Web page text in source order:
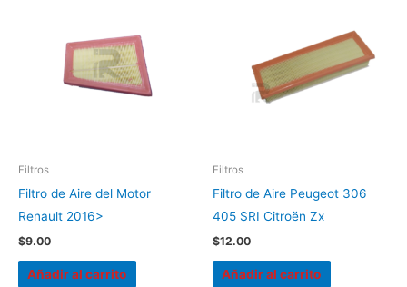
Filtros
Filtro de Aire del Motor
Renault 2016>
$9.00
Añadir al carrito
Filtros
Filtro de Aire Peugeot 306
405 SRI Citroën Zx
$12.00
Añadir al carrito